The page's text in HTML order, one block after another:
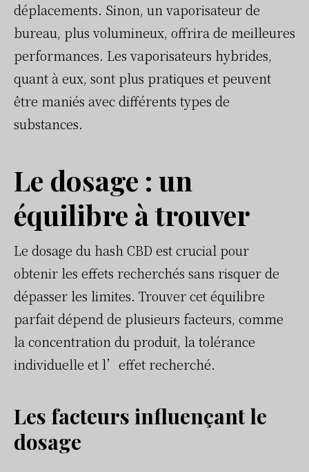
déplacements. Sinon, un vaporisateur de
bureau, plus volumineux, offrira de meilleures
performances. Les vaporisateurs hybrides,
quant à eux, sont plus pratiques et peuvent
être maniés avec différents types de
substances.
Le dosage : un
équilibre à trouver
Le dosage du hash CBD est crucial pour
obtenir les effets recherchés sans risquer de
dépasser les limites. Trouver cet équilibre
parfait dépend de plusieurs facteurs, comme
la concentration du produit, la tolérance
individuelle et l’effet recherché.
Les facteurs influençant le
dosage